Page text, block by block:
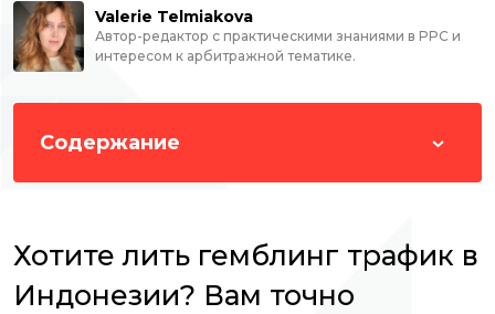
Valerie Telmiakova
Автор-редактор с практическими знаниями в PPC и
интересом к арбитражной тематике.
Содержание
Хотите лить гемблинг трафик в
Индонезии? Вам точно